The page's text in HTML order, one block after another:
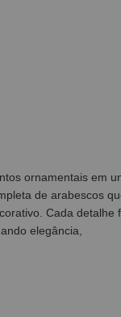
ornamentais em
de arabescos
Cada detalhe
elegância,